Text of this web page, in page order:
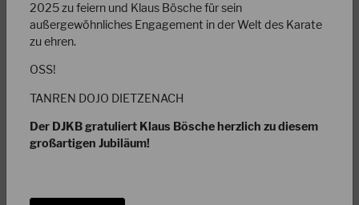
2025 zu feiern und Klaus Bösche für sein
außergewöhnliches Engagement in der Welt des Karate
zu ehren.
OSS!
TANREN DOJO DIETZENACH
Der DJKB gratuliert Klaus Bösche herzlich zu diesem
großartigen Jubiläum!